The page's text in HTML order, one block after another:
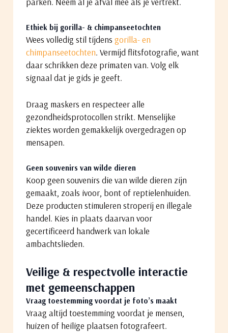
Ethiek bij gorilla- & chimpanseetochten
Wees volledig stil tijdens gorilla- en
chimpanseetochten. Vermijd flitsfotografie, want
daar schrikken deze primaten van. Volg elk
signaal dat je gids je geeft.
Draag maskers en respecteer alle
gezondheidsprotocollen strikt. Menselijke
ziektes worden gemakkelijk overgedragen op
mensapen.
Geen souvenirs van wilde dieren
Koop geen souvenirs die van wilde dieren zijn
gemaakt, zoals ivoor, bont of reptielenhuiden.
Deze producten stimuleren stroperij en illegale
handel. Kies in plaats daarvan voor
gecertificeerd handwerk van lokale
ambachtslieden.
Veilige & respectvolle interactie
met gemeenschappen
Vraag toestemming voordat je foto’s maakt
Vraag altijd toestemming voordat je mensen,
huizen of heilige plaatsen fotografeert.